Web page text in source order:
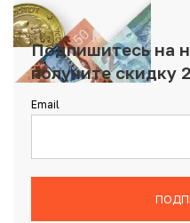
Подпишитесь на
получите скидку
Email